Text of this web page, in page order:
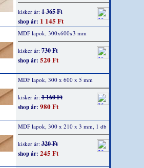
kisker ár:1 365 Ft
shop ár: 1 145 Ft
MDF lapok, 300x600x3 mm
kisker ár:730 Ft
shop ár: 520 Ft
MDF lapok, 300 x 600 x 5 mm
kisker ár:1 160 Ft
shop ár: 980 Ft
MDF lapok, 300 x 210 x 3 mm, 1 db
kisker ár:320 Ft
shop ár: 245 Ft